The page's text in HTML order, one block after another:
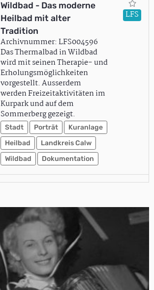
Wildbad - Das moderne
Heilbad mit alter
Tradition
Archivnummer: LFS004596
Das Thermalbad in Wildbad
wird mit seinen Therapie- und
Erholungsmöglichkeiten
vorgestellt. Ausserdem
werden Freizeitaktivitäten im
Kurpark und auf dem
Sommerberg gezeigt.
Stadt Porträt
Kuranlage
Heilbad
Landkreis Calw
Wildbad
Dokumentation
LFS